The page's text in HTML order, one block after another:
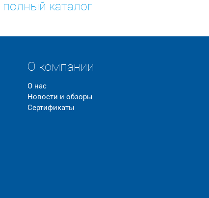
полный каталог
О компании
О нас
Новости и обзоры
Сертификаты